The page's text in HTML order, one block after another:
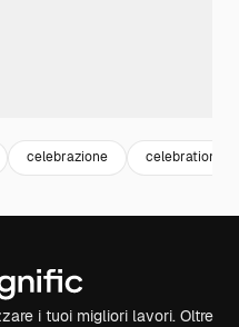
celebrazione celebration
i tuoi migliori lavori. Oltre